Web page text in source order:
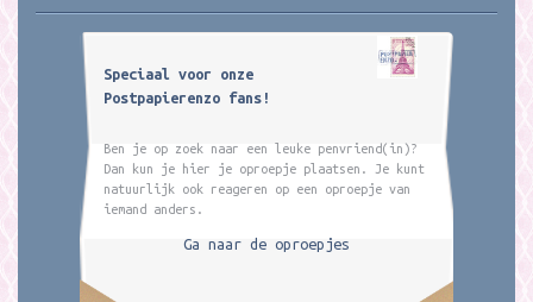
Speciaal voor onze
Postpapierenzo fans!
Ben je op zoek naar een leuke penvriend(in)?
Dan kun je hier je oproepje plaatsen. Je kunt
natuurlijk ook reageren op een oproepje van
iemand anders.
Ga naar de oproepjes